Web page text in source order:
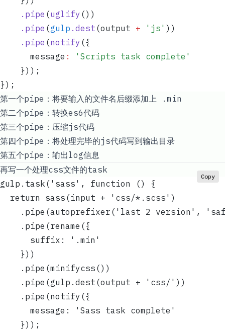
    .
pipe (uglify ())
    .
pipe (gulp . dest (output + ' js ' ))
    .
pipe (notify ({
      message
: ' Scripts task complete '
    }));
});
第一个pipe：将要输入的文件名后缀添加上 .min
第二个pipe：转换es6代码
第三个pipe：压缩js代码
第四个pipe：将处理完毕的js代码写到输出目录
第五个pipe：输出log信息
再写一个处理css文件的task
gulp.task('sass', function () {
  return sass(input + 'css/*.scss')
.pipe(autoprefixer('last 2 version',
    .pipe(rename({
      suffix: '.min'
    }))
    .pipe(minifycss())
    .pipe(gulp.dest(output + 'css/'))
    .pipe(notify({
      message: 'Sass task complete'
    }));
Copy